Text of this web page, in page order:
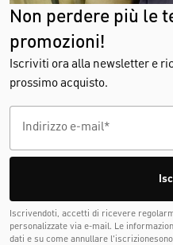
Non perdere più le
promozioni!
Iscriviti ora alla newsletter e
prossimo acquisto.
Iscrivendoti, accetti di ricevere
personalizzate via e-mail. Le
dati e su come annullare